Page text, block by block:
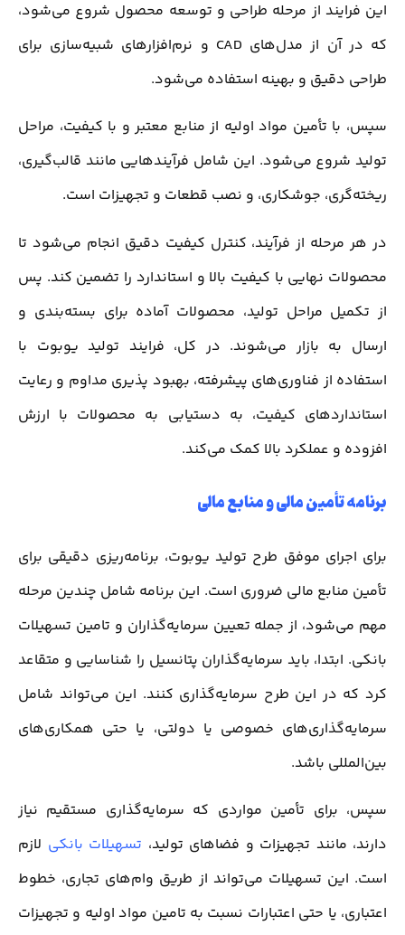
این فرایند از مرحله طراحی و توسعه محصول شروع می‌شود،
که در آن از مدل‌های CAD و نرم‌افزارهای شبیه‌سازی برای
طراحی دقیق و بهینه استفاده می‌شود.
سپس، با تأمین مواد اولیه از منابع معتبر و با کیفیت، مراحل
تولید شروع می‌شود. این شامل فرآیندهایی مانند قالب‌گیری،
ریخته‌گری، جوشکاری، و نصب قطعات و تجهیزات است.
در هر مرحله از فرآیند، کنترل کیفیت دقیق انجام می‌شود تا
محصولات نهایی با کیفیت بالا و استاندارد را تضمین کند. پس
از تکمیل مراحل تولید، محصولات آماده برای بسته‌بندی و
ارسال به بازار می‌شوند. در کل، فرایند تولید یوبوت با
استفاده از فناوری‌های پیشرفته، بهبود پذیری مداوم و رعایت
استانداردهای کیفیت، به دستیابی به محصولات با ارزش
افزوده و عملکرد بالا کمک می‌کند.
برنامه تأمین مالی و منابع مالی
برای اجرای موفق طرح تولید یوبوت، برنامه‌ریزی دقیقی برای
تأمین منابع مالی ضروری است. این برنامه شامل چندین مرحله
مهم می‌شود، از جمله تعیین سرمایه‌گذاران و تامین تسهیلات
بانکی. ابتدا، باید سرمایه‌گذاران پتانسیل را شناسایی و متقاعد
کرد که در این طرح سرمایه‌گذاری کنند. این می‌تواند شامل
سرمایه‌گذاری‌های خصوصی یا دولتی، یا حتی همکاری‌های
بین‌المللی باشد.
سپس، برای تأمین مواردی که سرمایه‌گذاری مستقیم نیاز
دارند، مانند تجهیزات و فضاهای تولید، تسهیلات بانکی لازم
است. این تسهیلات می‌تواند از طریق وام‌های تجاری، خطوط
اعتباری، یا حتی اعتبارات نسبت به تامین مواد اولیه و تجهیزات